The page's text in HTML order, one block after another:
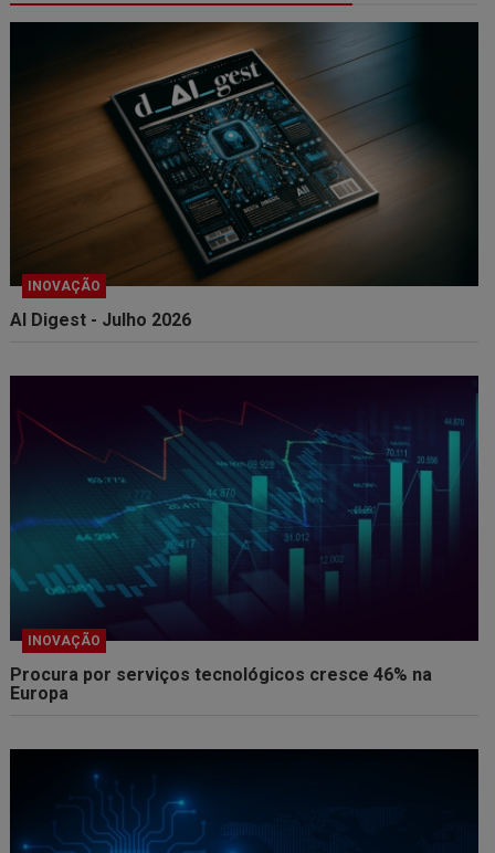
INOVAÇÃO
AI Digest - Julho 2026
INOVAÇÃO
Procura por serviços tecnológicos cresce 46% na
Europa